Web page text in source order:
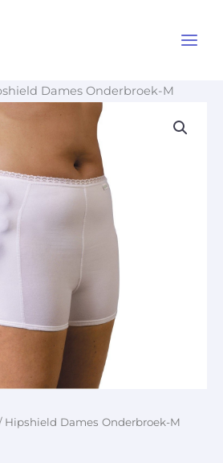
Dames Onderbroek-M
Hipshield Dames Onderbroek-M